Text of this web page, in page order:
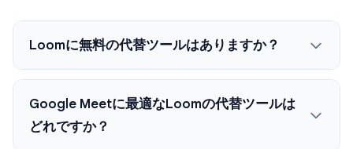
Loomに無料の代替ツールはありますか？
Google Meetに最適なLoomの代替ツールは
どれですか？